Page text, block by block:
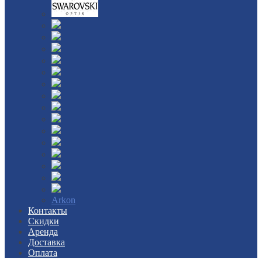
Arkon
Контакты
Скидки
Аренда
Доставка
Оплата